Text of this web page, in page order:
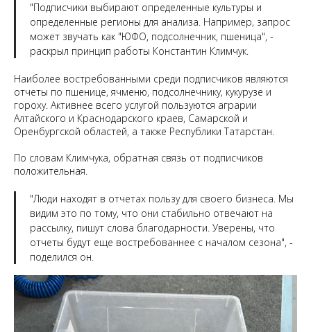
"Подписчики выбирают определенные культуры и
определенные регионы для анализа. Например, запрос
может звучать как "ЮФО, подсолнечник, пшеница", -
раскрыл принцип работы Константин Климчук.
Наиболее востребованными среди подписчиков являются
отчеты по пшенице, ячменю, подсолнечнику, кукурузе и
гороху. Активнее всего услугой пользуются аграрии
Алтайского и Краснодарского краев, Самарской и
Оренбургской областей, а также Республики Татарстан.
По словам Климчука, обратная связь от подписчиков
положительная.
"Люди находят в отчетах пользу для своего бизнеса. Мы
видим это по тому, что они стабильно отвечают на
рассылку, пишут слова благодарности. Уверены, что
отчеты будут еще востребованнее с началом сезона", -
поделился он.